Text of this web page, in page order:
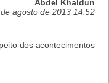
Abdel Khaldun
agosto de 2013 14:52
dos acontecimentos